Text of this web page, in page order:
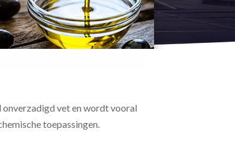
vet en wordt vooral
toepassingen.